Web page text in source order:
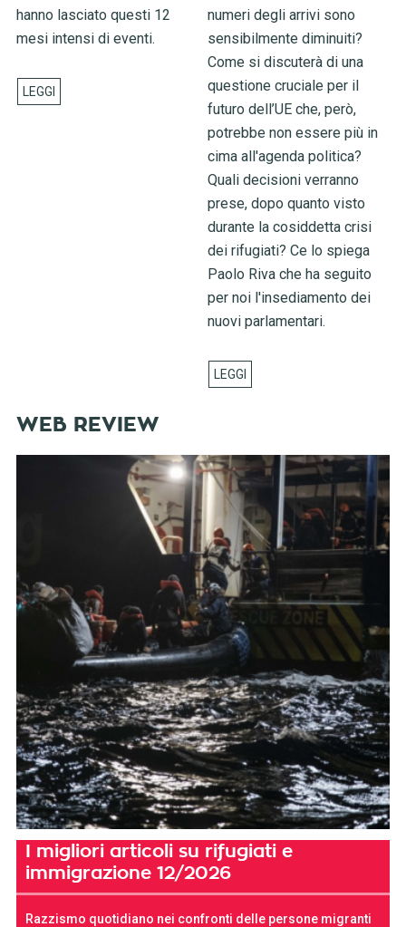
hanno lasciato questi 12
mesi intensi di eventi.
numeri degli arrivi sono
sensibilmente diminuiti?
Come si discuterà di una
questione cruciale per il
futuro dell’UE che, però,
potrebbe non essere più in
cima all'agenda politica?
Quali decisioni verranno
prese, dopo quanto visto
durante la cosiddetta crisi
dei rifugiati? Ce lo spiega
Paolo Riva che ha seguito
per noi l'insediamento dei
nuovi parlamentari.
WEB REVIEW
I migliori articoli su rifugiati e
immigrazione 12/2026
Razzismo quotidiano nei confronti delle persone migranti